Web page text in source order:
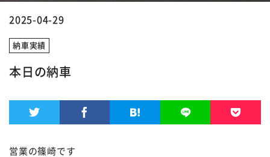
2025-04-29
納車実績
本日の納車
営業の篠崎です